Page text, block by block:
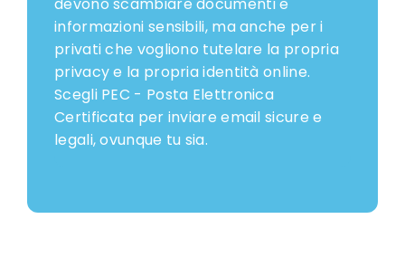
informazioni sensibili, ma anche per i
privati che vogliono tutelare la propria
privacy e la propria identità online.
Scegli PEC - Posta Elettronica
Certificata per inviare email sicure e
legali, ovunque tu sia.